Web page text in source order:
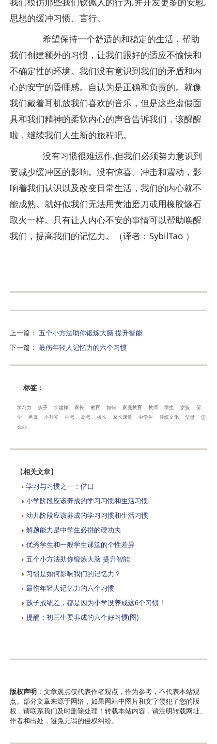
思想的缓冲习惯、言行。
希望保持一个舒适的和稳定的生活，帮助
我们创建额外的习惯，让我们跟好的适应不愉快和
不确定性的环境。我们没有意识到我们的矛盾和内
心的安宁的昏睡感。自认为是正确和负责的。就像
我们戴着耳机放我们喜欢的音乐，但是这些虚假面
具和我们精神的柔软内心的声音告诉我们，该醒醒
啦，继续我们人生新的旅程吧。
没有习惯很难运作,但我们必须努力意识到
要减少缓冲区的影响。没有惊喜、冲击和震动，影
响着我们认识以及改变日常生活，我们的内心就不
能成熟。就好似我们无法用黄油磨刀或用橡胶燧石
取火一样。只有让人内心不安的事情可以帮助唤醒
我们，提高我们的记忆力。（译者：SybilTao ）
上一篇 ： 五个小方法助你锻炼大脑 提升智能
下一篇 ： 最伤年轻人记忆力的六个习惯
标签：
学习力 孩子 余建祥 家长 教育 如何 家庭教育 教师 学生 女孩
留
学
男孩 小升初 中考 高考 校长 家长课堂 中学生 传统文化 父母
怎
么办
【相关文章】
学习与习惯之一：借口
小学阶段应该养成的学习习惯和生活习惯
幼儿阶段应该养成的学习习惯和生活习惯
解题能力是中学生必拼的硬功夫
优秀学生和一般学生课堂的个性差异
五个小方法助你锻炼大脑 提升智能
习惯是如何影响我们的记忆力？
最伤年轻人记忆力的六个习惯
孩子成绩差，都是因为小学没养成这6个习惯！
提醒：初三生要养成的六个好习惯(图)
版权声明 ：文章观点仅代表作者观点，作为参考，不代表本站观
点。部分文章来源于网络，如果网站中图片和文字侵犯了您的版
权，请联系我们及时删除处理！转载本站内容，请注明转载网址、
作者和出处，避免无谓的侵权纠纷。